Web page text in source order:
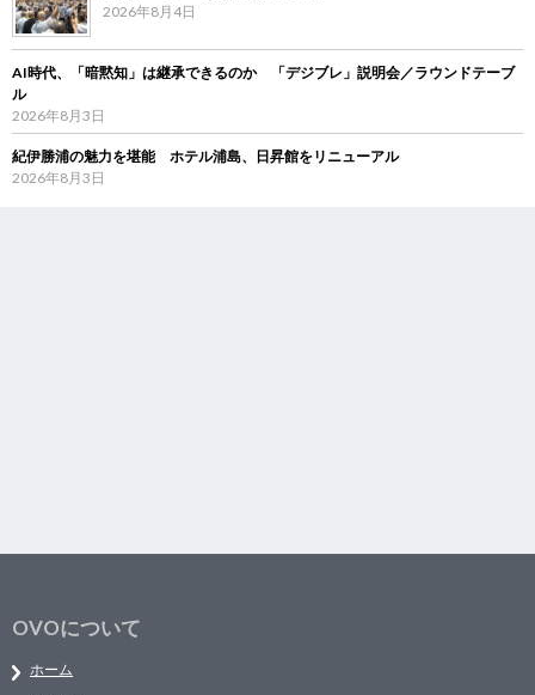
2026年8月4日
AI時代、「暗黙知」は継承できるのか 「デジブレ」説明会／ラウンドテーブ
ル
2026年8月3日
紀伊勝浦の魅力を堪能 ホテル浦島、日昇館をリニューアル
2026年8月3日
OVOについて
ホーム